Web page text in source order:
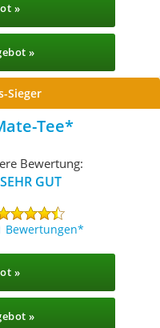
»
»
Sieger
Tee
Bewertung:
SEHR GUT
Bewertungen
»
»